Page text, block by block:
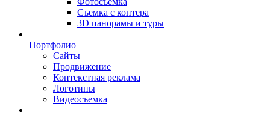
Съемка с коптера
3D панорамы и туры
Портфолио
Сайты
Продвижение
Контекстная реклама
Логотипы
Видеосъемка